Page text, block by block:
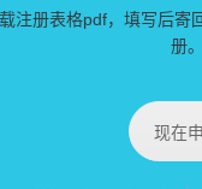
注册表格pdf，填写后寄
册。
现在